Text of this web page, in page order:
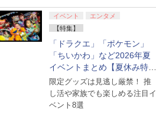
イベント
エンタメ
【特集】
「ドラクエ」「ポケモン」
「ちいかわ」など2026年夏
イベントまとめ【夏休み特
集】
限定グッズは見逃し厳禁！ 推
し活や家族でも楽しめる注目イ
ベント8選